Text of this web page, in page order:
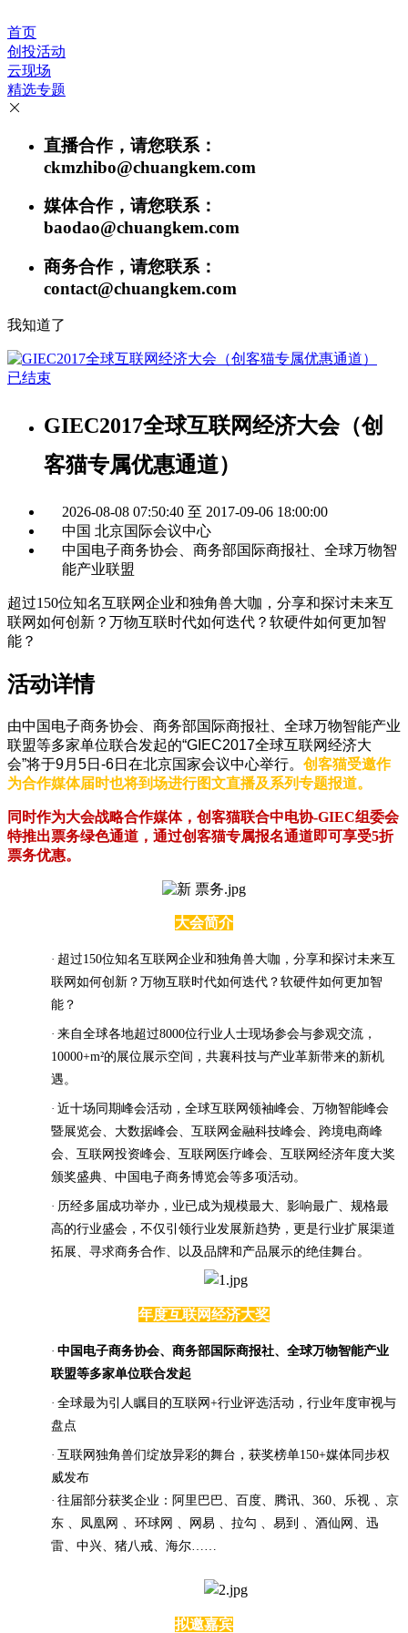
首页
创投活动
云现场
精选专题
直播合作，请您联系：
ckmzhibo@chuangkem.com
媒体合作，请您联系：
baodao@chuangkem.com
商务合作，请您联系：
contact@chuangkem.com
我知道了
已结束
GIEC2017全球互联网经济大会（创
客猫专属优惠通道）
2026-08-08 07:50:40 至 2017-09-06 18:00:00
中国 北京国际会议中心
中国电子商务协会、商务部国际商报社、全球万物智
能产业联盟
超过150位知名互联网企业和独角兽大咖，分享和探讨未来互
联网如何创新？万物互联时代如何迭代？软硬件如何更加智
能？
活动详情
由中国电子商务协会、商务部国际商报社、全球万物智能产业
联盟等多家单位联合发起的“GIEC2017全球互联网经济大
会”将于9月5日-6日在北京国家会议中心举行。 创客猫受邀作
为合作媒体届时也将到场进行图文直播及系列专题报道。
同时作为大会战略合作媒体，创客猫联合中电协-GIEC组委会
特推出票务绿色通道，通过创客猫专属报名通道即可享受5折
票务优惠。
大会简介
· 超过150位知名互联网企业和独角兽大咖，分享和探讨未来互
联网如何创新？万物互联时代如何迭代？软硬件如何更加智
能？
· 来自全球各地超过8000位行业人士现场参会与参观交流，
10000+m²的展位展示空间，共襄科技与产业革新带来的新机
遇。
· 近十场同期峰会活动，全球互联网领袖峰会、万物智能峰会
暨展览会、大数据峰会、互联网金融科技峰会、跨境电商峰
会、互联网投资峰会、互联网医疗峰会、互联网经济年度大奖
颁奖盛典、中国电子商务博览会等多项活动。
· 历经多届成功举办，业已成为规模最大、影响最广、规格最
高的行业盛会，不仅引领行业发展新趋势，更是行业扩展渠道
拓展、寻求商务合作、以及品牌和产品展示的绝佳舞台。
年度互联网经济大奖
· 中国电子商务协会、商务部国际商报社、全球万物智能产业
联盟等多家单位联合发起
· 全球最为引人瞩目的互联网+行业评选活动，行业年度审视与
盘点
· 互联网独角兽们绽放异彩的舞台，获奖榜单150+媒体同步权
威发布
· 往届部分获奖企业：阿里巴巴、百度、腾讯、 360、 乐视
、京
东
、凤凰网 、环球网 、网易 、拉勾 、易到
、酒仙网、迅
雷、中兴、猪八戒、海尔
拟邀嘉宾